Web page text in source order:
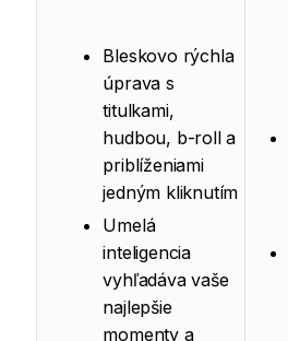
Bleskovo rýchla
úprava s
titulkami,
hudbou, b-roll a
priblíženiami
jedným kliknutím
Umelá
inteligencia
vyhľadáva vaše
najlepšie
momenty a